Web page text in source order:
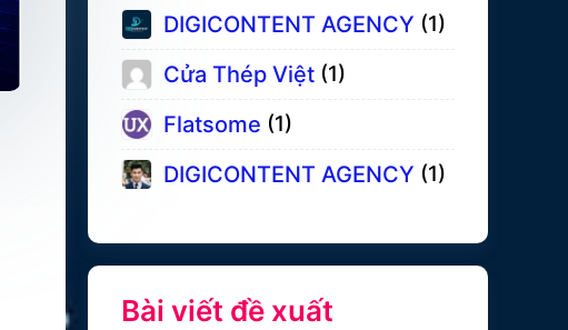
DIGICONTENT AGENCY (1)
Cửa Thép Việt (1)
Flatsome (1)
DIGICONTENT AGENCY (1)
Bài viết đề xuất